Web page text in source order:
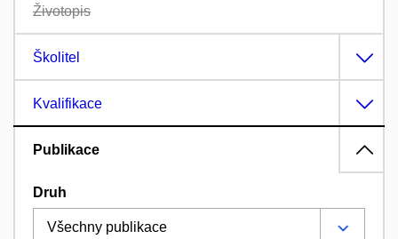
Životopis
Školitel
Kvalifikace
Publikace
Druh